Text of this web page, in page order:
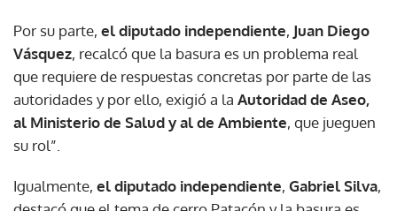
Por su parte, el diputado independiente, Juan Diego
Vásquez, recalcó que la basura es un problema real
que requiere de respuestas concretas por parte de las
autoridades y por ello, exigió a la Autoridad de Aseo,
al Ministerio de Salud y al de Ambiente, que jueguen
su rol”.
Igualmente, el diputado independiente, Gabriel Silva,